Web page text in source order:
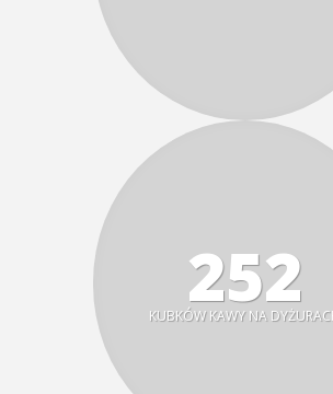
299
KUBKÓW KAWY NA